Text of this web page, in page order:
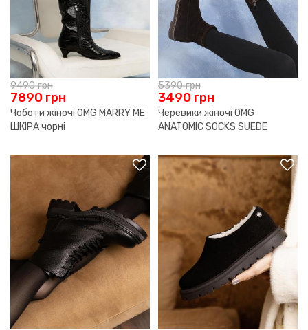
9490грн
7890 грн
Чоботи жіночі OMG MARRY ME
ШКІРА чорні
5390грн
3490 грн
Черевики жіночі OMG
ANATOMIC SOCKS SUEDE
р.36,37,40